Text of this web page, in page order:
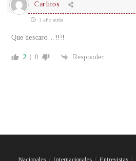
Carlitos
1 año atrás
Que descaro…!!!!
2 0 Responder
Nacionales Internacionales Entrevistas